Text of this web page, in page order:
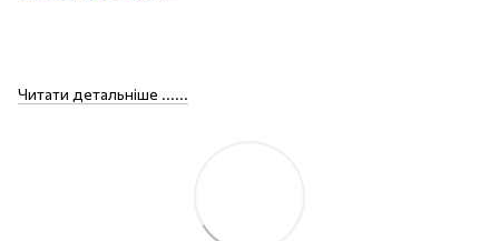
Читати детальніше ......